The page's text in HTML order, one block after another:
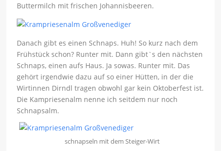
Buttermilch mit frischen Johannisbeeren.
Danach gibt es einen Schnaps. Huh! So kurz nach dem
Frühstück schon? Runter mit. Dann gibt`s den nächsten
Schnaps, einen aufs Haus. Ja sowas. Runter mit. Das
gehört irgendwie dazu auf so einer Hütten, in der die
Wirtinnen Dirndl tragen obwohl gar kein Oktoberfest ist.
Die Kampriesenalm nenne ich seitdem nur noch
Schnapsalm.
schnapseln mit dem Steiger-Wirt